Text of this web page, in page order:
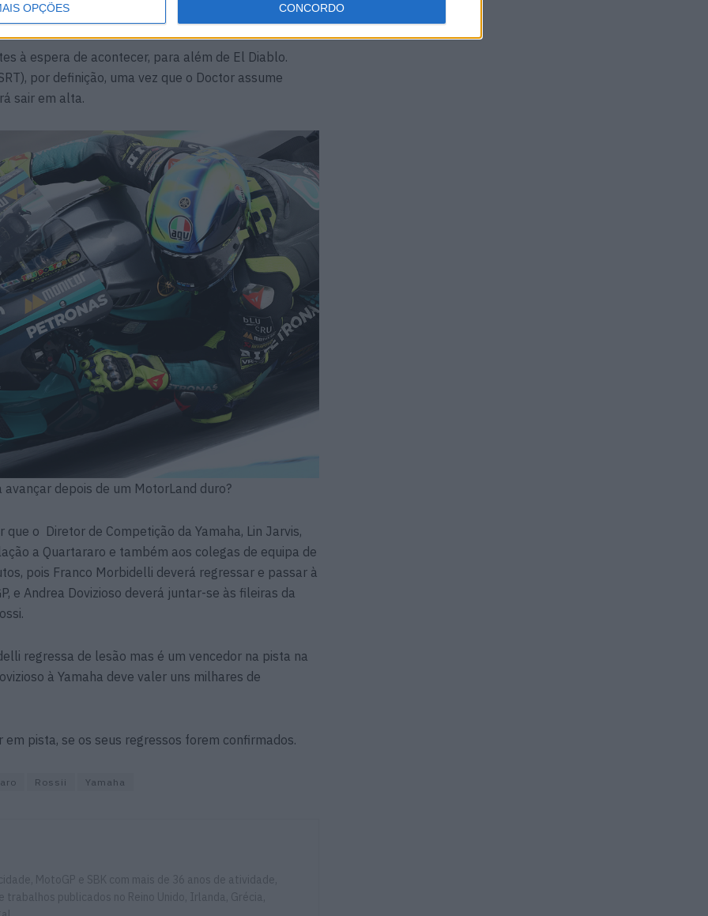
OPÇÕES CONCORDO
os dois primeiros no campeonato desta vez?
à espera de acontecer, para além de El Diablo.
por definição, uma vez que o Doctor assume
sair em alta.
depois de um MotorLand duro?
o Diretor de Competição da Yamaha, Lin Jarvis,
a Quartararo e também aos colegas de equipa de
pois Franco Morbidelli deverá regressar e passar à
e Andrea Dovizioso deverá juntar-se às fileiras da
regressa de lesão mas é um vencedor na pista na
à Yamaha deve valer uns milhares de
em pista, se os seus regressos forem confirmados.
Rossii Yamaha
MotoGP e SBK com mais de 36 anos de atividade,
trabalhos publicados no Reino Unido, Irlanda, Grécia,